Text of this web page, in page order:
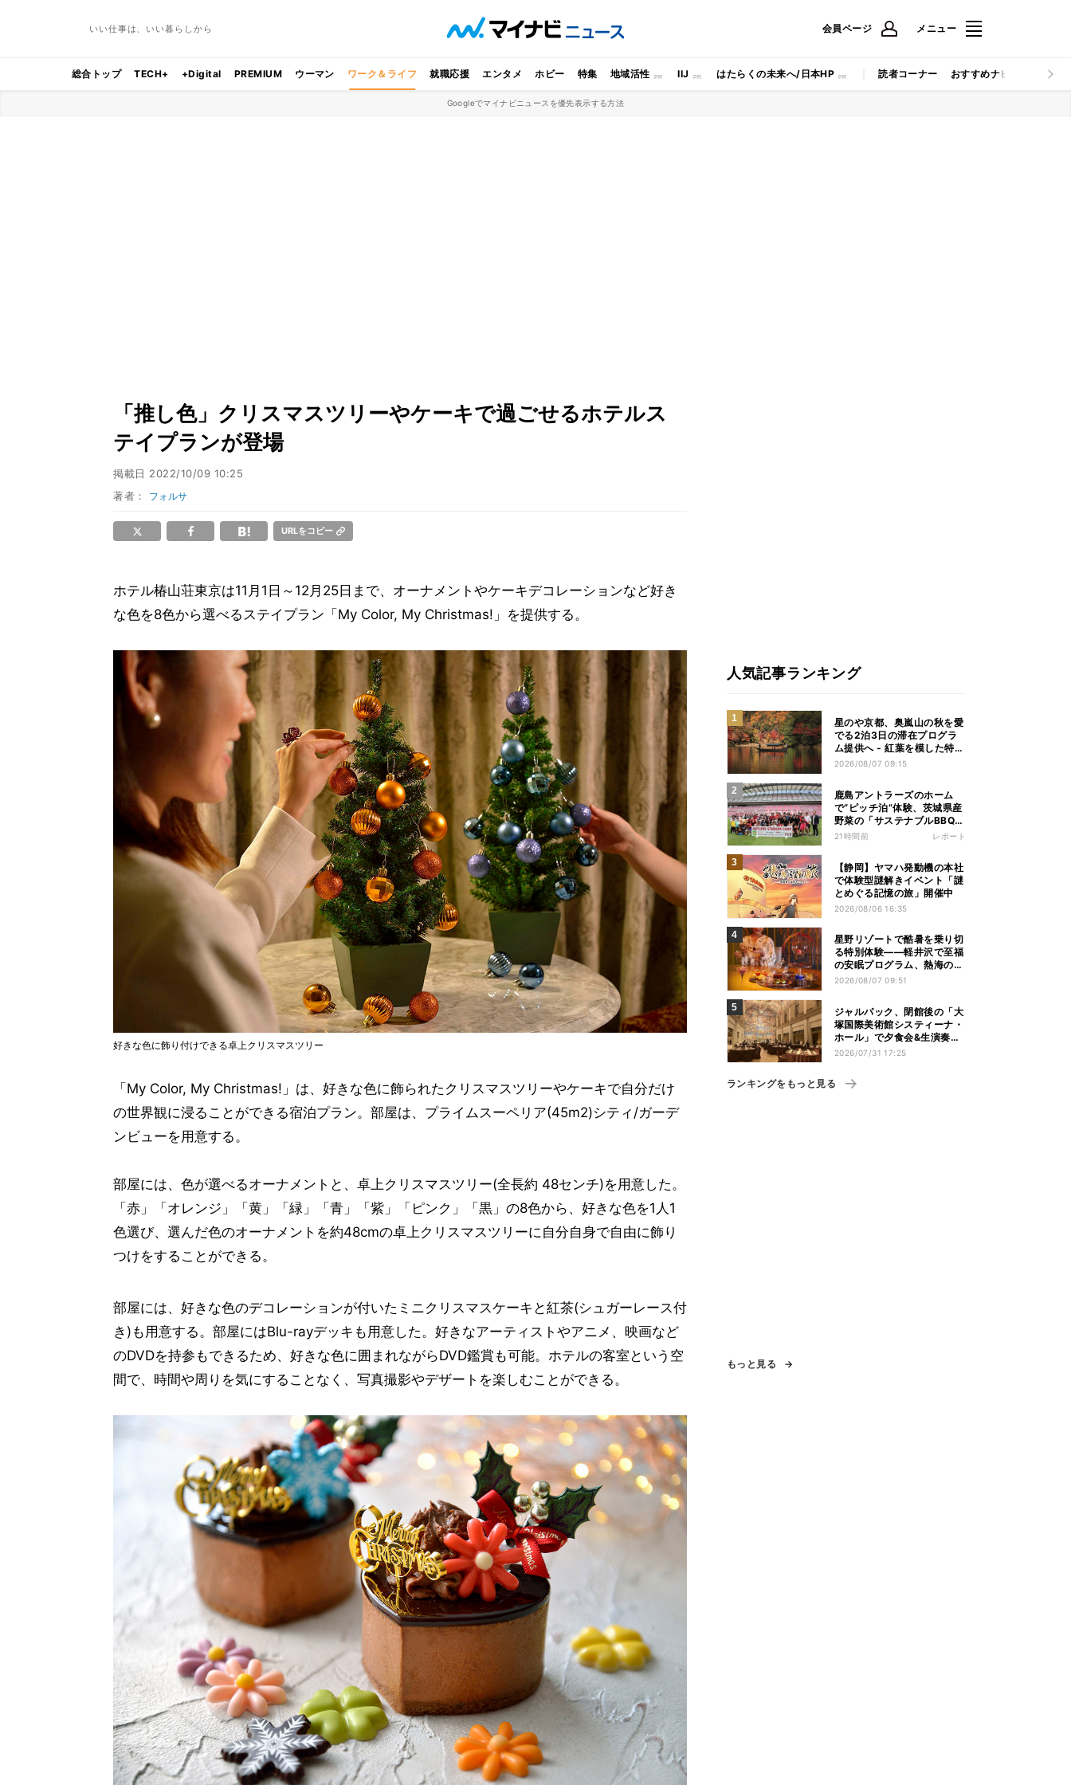
いい仕事は、いい暮らしから 会員ページ メニュー
総合トップ TECH+ +Digital PREMIUM ウーマン ワーク＆ライフ 就職応援 エンタメ ホビー 特集 地域活性 IIJ はたらくの未来へ/日本HP 読者コーナー おすすめナビ マイナビ
Googleでマイナビニュースを優先表示する方法
「推し色」クリスマスツリーやケーキで過ごせるホテルス
テイプランが登場
掲載日 2022/10/09 10:25
著者： フォルサ
URLをコピー
ホテル椿山荘東京は11月1日～12月25日まで、オーナメントやケーキデコレーションなど好き
な色を8色から選べるステイプラン「My Color, My Christmas!」を提供する。
好きな色に飾り付けできる卓上クリスマスツリー
「My Color, My Christmas!」は、好きな色に飾られたクリスマスツリーやケーキで自分だけ
の世界観に浸ることができる宿泊プラン。部屋は、プライムスーペリア(45m2)シティ/ガーデ
ンビューを用意する。
部屋には、色が選べるオーナメントと、卓上クリスマスツリー(全長約 48センチ)を用意した。
「赤」「オレンジ」「黄」「緑」「青」「紫」「ピンク」「黒」の8色から、好きな色を1人1
色選び、選んだ色のオーナメントを約48cmの卓上クリスマスツリーに自分自身で自由に飾り
つけをすることができる。
部屋には、好きな色のデコレーションが付いたミニクリスマスケーキと紅茶(シュガーレース付
き)も用意する。部屋にはBlu-rayデッキも用意した。好きなアーティストやアニメ、映画など
のDVDを持参もできるため、好きな色に囲まれながらDVD鑑賞も可能。ホテルの客室という空
間で、時間や周りを気にすることなく、写真撮影やデザートを楽しむことができる。
人気記事ランキング
星のや京都、奥嵐山の秋を愛
でる2泊3日の滞在プログラ
ム提供へ - 紅葉を模した特別
料理、舟遊び、オオモミジの
2026/08/07 09:15
鹿島アントラーズのホーム
で“ピッチ泊”体験、茨城県産
野菜の「サステナブルBBQ」
も楽しむ特別キャンプ
21時間前 レポート
【静岡】ヤマハ発動機の本社
で体験型謎解きイベント「謎
とめぐる記憶の旅」開催中
2026/08/06 16:35
星野リゾートで酷暑を乗り切
る特別体験——軽井沢で至福
の安眠プログラム、熱海の花
火や北海道トマムのとうきび
2026/08/07 09:51
ジャルパック、閉館後の「大
塚国際美術館システィーナ・
ホール」で夕食会&生演奏を
楽しむツアーを販売 – 徳島を
2026/07/31 17:25
ランキングをもっと見る
もっと見る